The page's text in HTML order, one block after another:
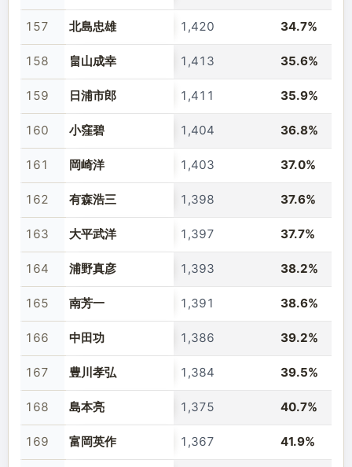
157 北島忠雄 1,420 34.7%
158 畠山成幸 1,413 35.6%
159 日浦市郎 1,411 35.9%
160 小窪碧 1,404 36.8%
161 岡崎洋 1,403 37.0%
162 有森浩三 1,398 37.6%
163 大平武洋 1,397 37.7%
164 浦野真彦 1,393 38.2%
165 南芳一 1,391 38.6%
166 中田功 1,386 39.2%
167 豊川孝弘 1,384 39.5%
168 島本亮 1,375 40.7%
169 富岡英作 1,367 41.9%